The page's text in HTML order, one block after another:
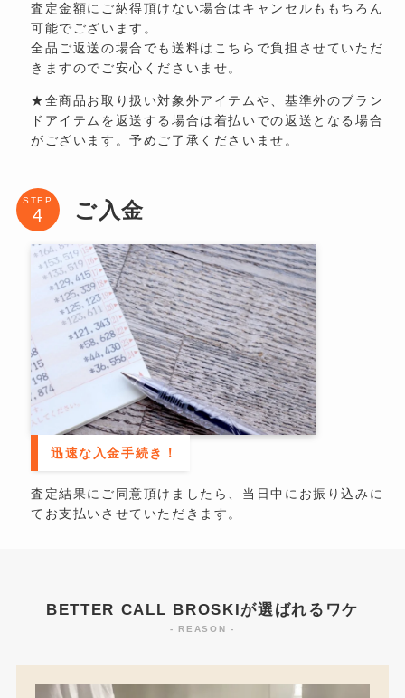
査定金額にご納得頂けない場合はキャンセルももちろん
可能でございます。
全品ご返送の場合でも送料はこちらで負担させていただ
きますのでご安心くださいませ。
★全商品お取り扱い対象外アイテムや、基準外のブラン
ドアイテムを返送する場合は着払いでの返送となる場合
がございます。予めご了承くださいませ。
STEP ご入金
迅速な入金手続き！
査定結果にご同意頂けましたら、当日中にお振り込みに
てお支払いさせていただきます。
BETTER CALL BROSKIが選ばれるワケ
- REASON -